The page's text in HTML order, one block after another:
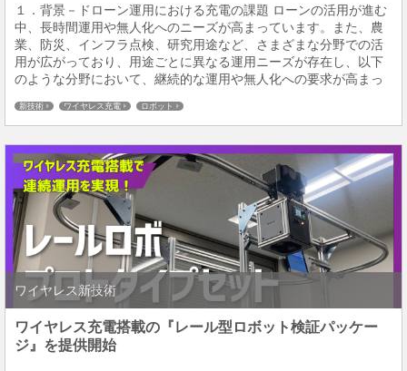
１．背景－ドローン運用における充電の課題 ローンの活用が進む
中、長時間運用や無人化へのニーズが高まっています。また、農
業、防災、インフラ点検、研究用途など、さまざまな分野での活
用が広がっており、用途ごとに異なる運用ニーズが存在し、以下
のような分野において、継続的な運用や無人化への要求が高まっ
人手によるバッテリー交換や充電作業が必要であり、...
新技術 ワイヤレス充電 ロボット
ワイヤレス新技術
ワイヤレス充電搭載の『レール型ロボット検証パッケー
ジ』を提供開始